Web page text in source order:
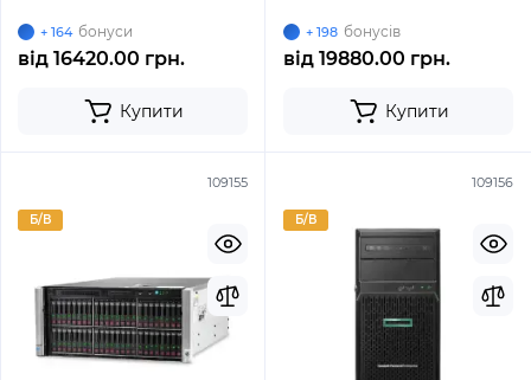
+ 164 бонуси
від 16420.00 грн.
Купити
+ 198 бонусів
від 19880.00 грн.
Купити
109155
Б/В
109156
Б/В